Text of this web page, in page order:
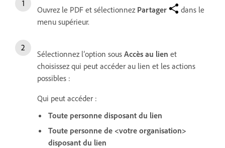
Ouvrez le PDF et sélectionnez Partager
dans le
menu supérieur.
Sélectionnez l’option sous Accès au lien et
choisissez qui peut accéder au lien et les actions
possibles :
Qui peut accéder :
Toute personne disposant du lien
Toute personne de <votre organisation>
disposant du lien